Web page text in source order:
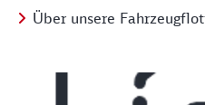
Über unsere